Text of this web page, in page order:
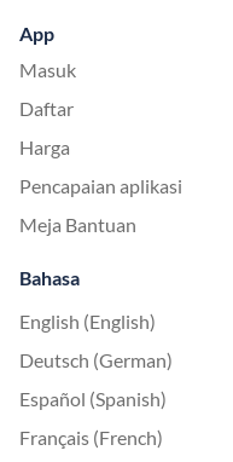
App
Masuk
Daftar
Harga
Pencapaian aplikasi
Meja Bantuan
Bahasa
English (English)
Deutsch (German)
Español (Spanish)
Français (French)